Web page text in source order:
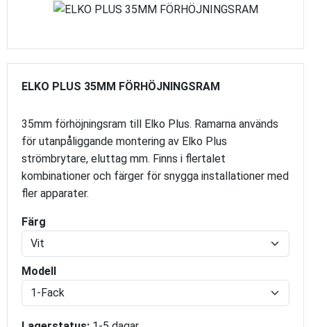
ELKO PLUS 35MM FÖRHÖJNINGSRAM
35mm förhöjningsram till Elko Plus. Ramarna används
för utanpåliggande montering av Elko Plus
strömbrytare, eluttag mm. Finns i flertalet
kombinationer och färger för snygga installationer med
fler apparater.
Färg
Modell